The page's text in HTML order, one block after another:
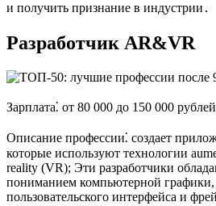
и получить признание в индустрии․
Разработчик AR&VR
Зарплата⁚ от 80 000 до 150 000
Описание профессии⁚ создает
которые используют технологии
reality (VR); Эти разработчики
пониманием компьютерной графики,
пользовательского интерфейса и